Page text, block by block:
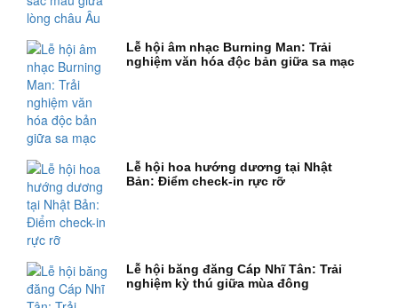
Lễ hội âm nhạc Burning Man: Trải
nghiệm văn hóa độc bản giữa sa mạc
Lễ hội hoa hướng dương tại Nhật
Bản: Điểm check-in rực rỡ
Lễ hội băng đăng Cáp Nhĩ Tân: Trải
nghiệm kỳ thú giữa mùa đông